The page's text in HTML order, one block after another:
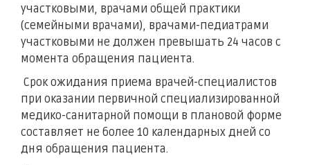
участковыми, врачами общей практики
(семейными врачами), врачами-педиатрами
участковыми не должен превышать 24 часов с
момента обращения пациента.
Срок ожидания приема врачей-специалистов
при оказании первичной специализированной
медико-санитарной помощи в плановой форме
составляет не более 10 календарных дней со
дня обращения пациента.